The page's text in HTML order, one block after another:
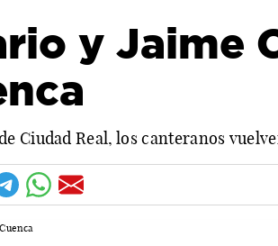
y Jaime
Ciudad Real, los canteranos